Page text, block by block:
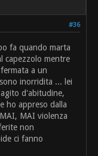
#36
fa quando marta
capezzolo mentre
a un
inorridita ... lei
d'abitudine,
ho appreso dalla
MAI violenza
non
ci fanno